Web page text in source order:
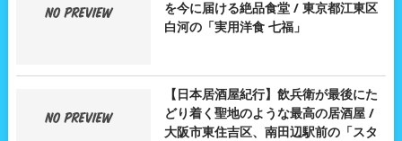
を今に届ける絶品食堂 / 東京都江東区
白河の「実用洋食 七福」
【日本居酒屋紀行】飲兵衛が最後にた
どり着く聖地のような最高の居酒屋 /
大阪市東住吉区、南田辺駅前の「スタ